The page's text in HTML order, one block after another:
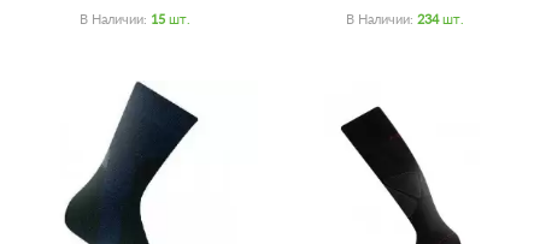
В Наличии: 15 Шт. В Наличии: 234 Шт.